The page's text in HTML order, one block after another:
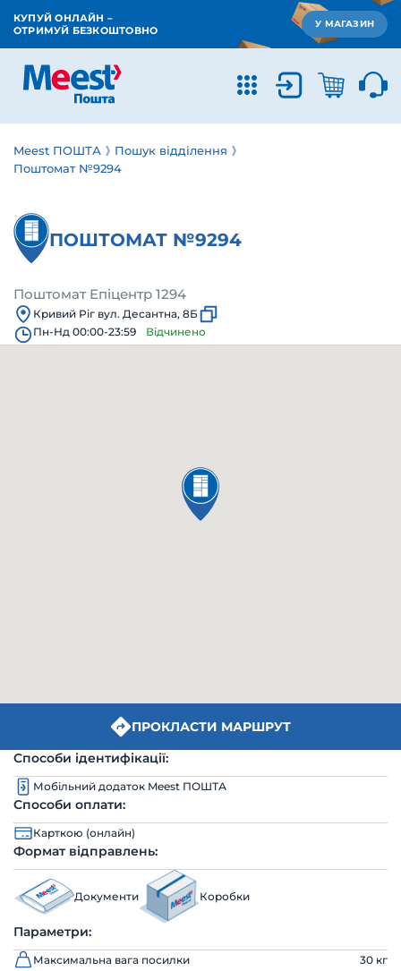
КУПУЙ ОНЛАЙН –
ОТРИМУЙ БЕЗКОШТОВНО
У МАГАЗИН
Meest ПОШТА
Пошук відділення
Поштомат №9294
ПОШТОМАТ №9294
Поштомат Епіцентр 1294
Кривий Ріг вул. Десантна, 8Б
Пн-Нд 00:00-23:59
Відчинено
ПРОКЛАСТИ МАРШРУТ
Способи ідентифікації:
Мобільний додаток Meest ПОШТА
Способи оплати:
Карткою (онлайн)
Формат відправлень:
Документи Коробки
Параметри:
Максимальна вага посилки
30 кг